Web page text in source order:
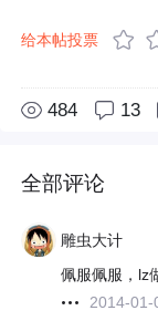
给本帖投票
484 13
全部评论
雕虫大计
佩服佩服，lz
2014-01-